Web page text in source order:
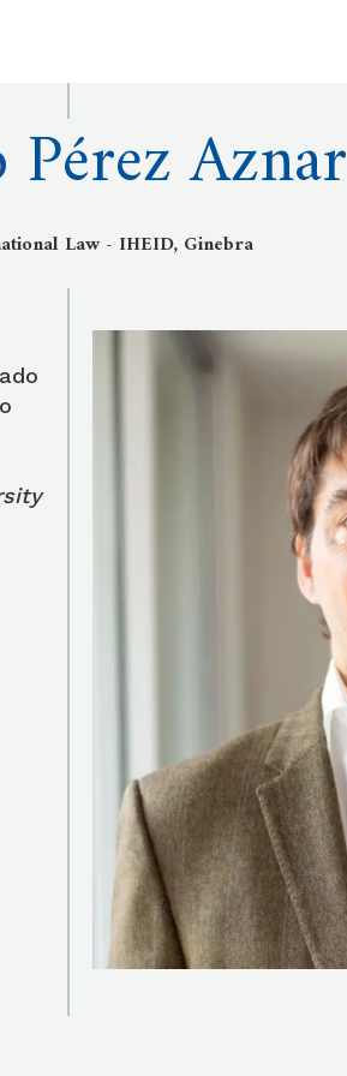
Pérez Aznar
Law - IHEID, Ginebra